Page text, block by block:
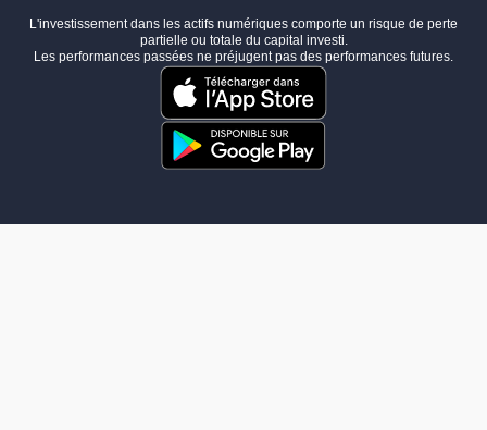
L'investissement dans les actifs numériques comporte un risque de perte
partielle ou totale du capital investi.
Les performances passées ne préjugent pas des performances futures.